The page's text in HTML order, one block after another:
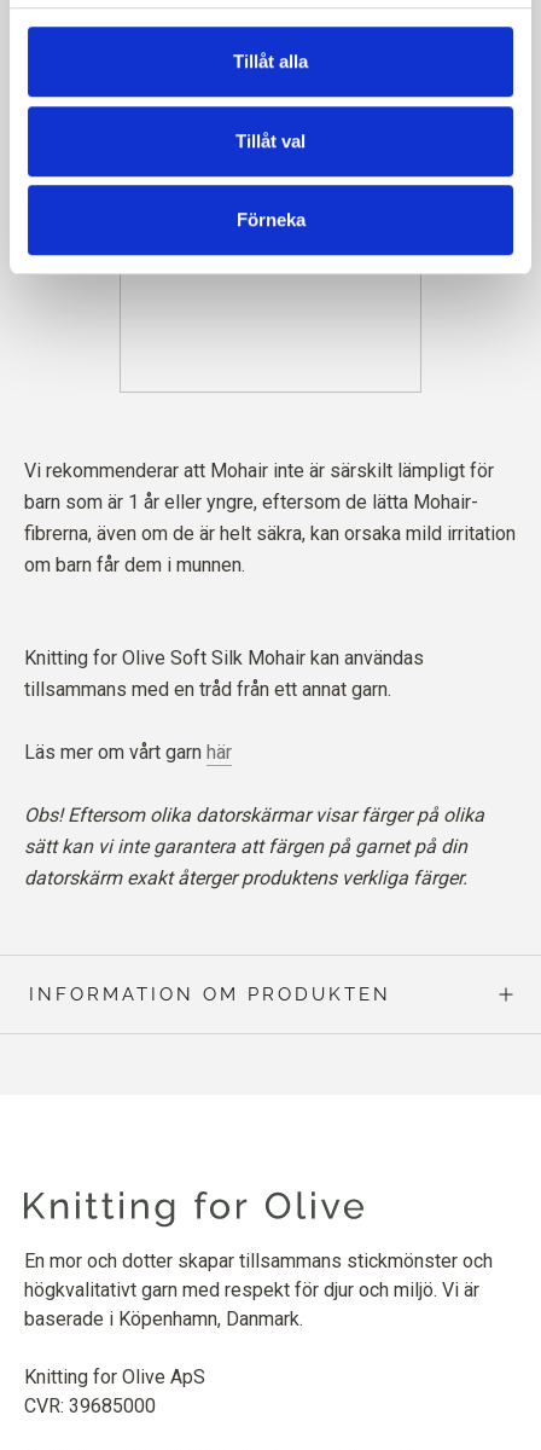
Tillåt alla
Tillåt val
Förneka
Vi rekommenderar att Mohair inte är särskilt lämpligt för
barn som är 1 år eller yngre, eftersom de lätta Mohair-
fibrerna, även om de är helt säkra, kan orsaka mild irritation
om barn får dem i munnen.
Knitting for Olive Soft Silk Mohair kan användas
tillsammans med en tråd från ett annat garn.
Läs mer om vårt garn här
Obs! Eftersom olika datorskärmar visar färger på olika
sätt kan vi inte garantera att färgen på garnet på din
datorskärm exakt återger produktens verkliga färger.
INFORMATION OM PRODUKTEN
En mor och dotter skapar tillsammans stickmönster och
högkvalitativt garn med respekt för djur och miljö. Vi är
baserade i Köpenhamn, Danmark.
Knitting for Olive ApS
CVR: 39685000